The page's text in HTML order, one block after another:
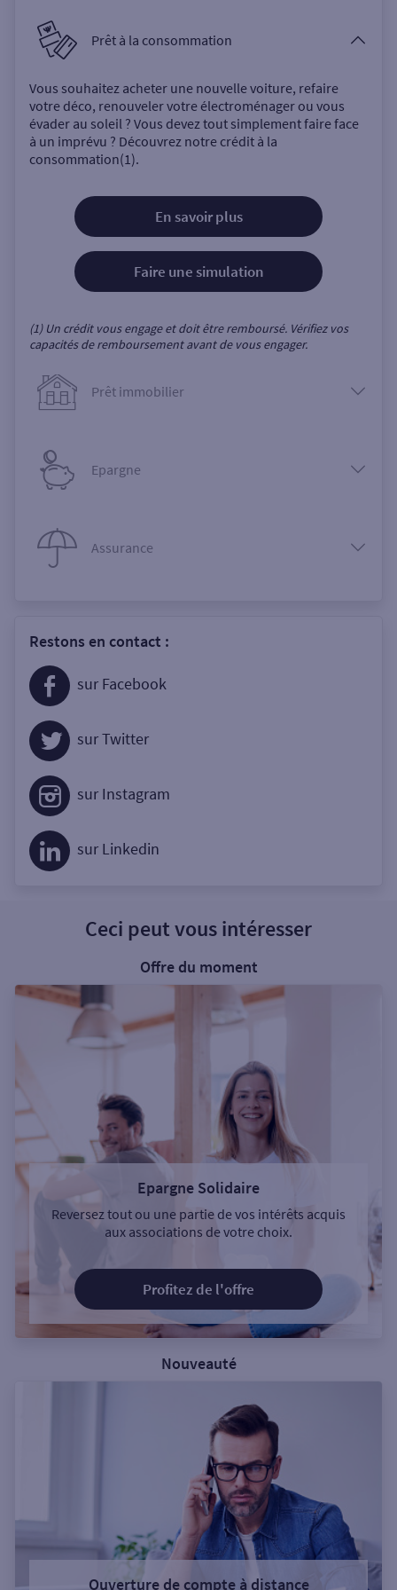
Prêt à la consommation
Vous souhaitez acheter une nouvelle voiture, refaire
votre déco, renouveler votre électroménager ou vous
évader au soleil ? Vous devez tout simplement faire face
à un imprévu ? Découvrez notre crédit à la
consommation(1).
En savoir plus
Faire une simulation
(1) Un crédit vous engage et doit être remboursé. Vérifiez vos
capacités de remboursement avant de vous engager.
Prêt immobilier
Epargne
Assurance
Restons en contact :
sur Facebook
sur Twitter
sur Instagram
sur Linkedin
Ceci peut vous intéresser
Offre du moment
Epargne Solidaire
Reversez tout ou une partie de vos intérêts acquis
aux associations de votre choix.
Profitez de l'offre
Nouveauté
Ouverture de compte à distance